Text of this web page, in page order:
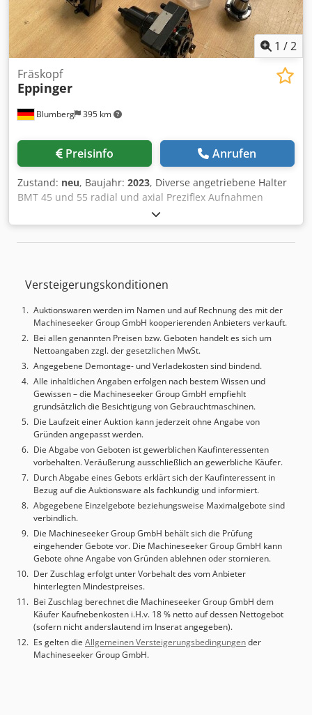
1 /2
Blumberg 395 km
Fräskopf
Eppinger
Preisinfo Anrufen
Zustand: neu, Baujahr: 2023, Diverse angetriebene Halter
BMT 45 und 55 radial und axial Preziflex Aufnahmen
Dedpfowyp A Iex Afueck passend für Doosan CNC
Drehmaschinen Alles mehrfach am Lager
Versteigerungskonditionen
Auktionswaren werden im Namen und auf Rechnung des mit der
Machineseeker Group GmbH kooperierenden Anbieters verkauft.
Bei allen genannten Preisen bzw. Geboten handelt es sich um
Nettoangaben zzgl. der gesetzlichen MwSt.
Angegebene Demontage- und Verladekosten sind bindend.
Alle inhaltlichen Angaben erfolgen nach bestem Wissen und
Gewissen – die Machineseeker Group GmbH empfiehlt
grundsätzlich die Besichtigung von Gebrauchtmaschinen.
Die Laufzeit einer Auktion kann jederzeit ohne Angabe von
Gründen angepasst werden.
Die Abgabe von Geboten ist gewerblichen Kaufinteressenten
vorbehalten. Veräußerung ausschließlich an gewerbliche Käufer.
Durch Abgabe eines Gebots erklärt sich der Kaufinteressent in
Bezug auf die Auktionsware als fachkundig und informiert.
Abgegebene Einzelgebote beziehungsweise Maximalgebote sind
verbindlich.
Die Machineseeker Group GmbH behält sich die Prüfung
eingehender Gebote vor. Die Machineseeker Group GmbH kann
Gebote ohne Angabe von Gründen ablehnen oder stornieren.
Der Zuschlag erfolgt unter Vorbehalt des vom Anbieter
hinterlegten Mindestpreises.
Bei Zuschlag berechnet die Machineseeker Group GmbH dem
Käufer Kaufnebenkosten i.H.v. 18 % netto auf dessen Nettogebot
(sofern nicht anderslautend im Inserat angegeben).
Es gelten die Allgemeinen Versteigerungsbedingungender
Machineseeker Group GmbH.